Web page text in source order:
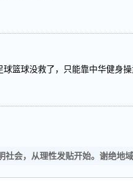
篮球没救了，只能靠中华健身
社会，从理性发贴开始。谢绝地